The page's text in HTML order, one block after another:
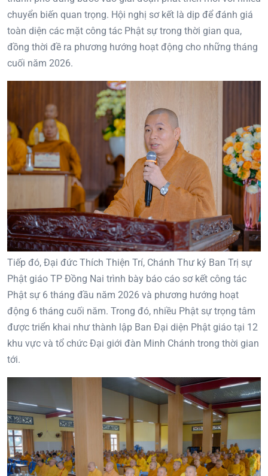
chuyển biến quan trọng. Hội nghị sơ kết là dịp để đánh giá
toàn diện các mặt công tác Phật sự trong thời gian qua,
đồng thời đề ra phương hướng hoạt động cho những tháng
cuối năm 2026.
Tiếp đó, Đại đức Thích Thiện Trí, Chánh Thư ký Ban Trị sự
Phật giáo TP Đồng Nai trình bày báo cáo sơ kết công tác
Phật sự 6 tháng đầu năm 2026 và phương hướng hoạt
động 6 tháng cuối năm. Trong đó, nhiều Phật sự trọng tâm
được triển khai như thành lập Ban Đại diện Phật giáo tại 12
khu vực và tổ chức Đại giới đàn Minh Chánh trong thời gian
tới.